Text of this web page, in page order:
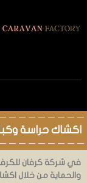
اكشاك حراسة
في شركة كرفان
والحماية من خلال